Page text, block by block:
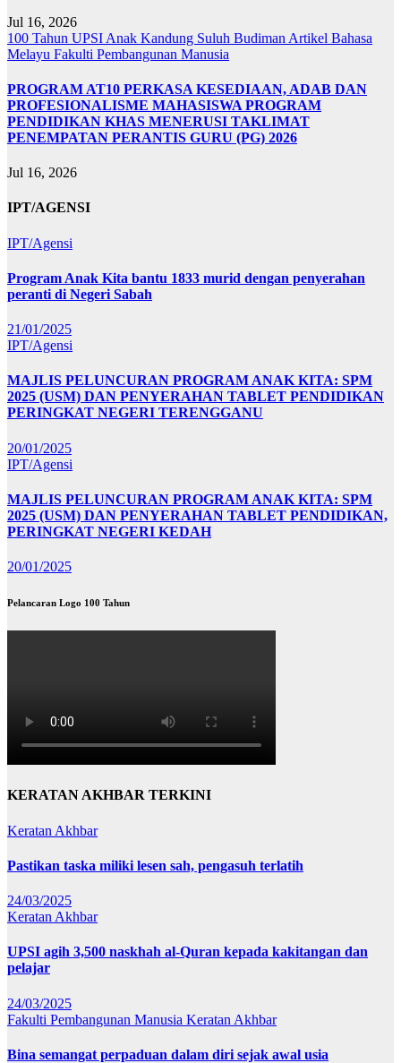
Jul 16, 2026
100 Tahun UPSI Anak Kandung Suluh Budiman Artikel Bahasa
Melayu Fakulti Pembangunan Manusia
PROGRAM AT10 PERKASA KESEDIAAN, ADAB DAN
PROFESIONALISME MAHASISWA PROGRAM
PENDIDIKAN KHAS MENERUSI TAKLIMAT
PENEMPATAN PERANTIS GURU (PG) 2026
Jul 16, 2026
IPT/AGENSI
IPT/Agensi
Program Anak Kita bantu 1833 murid dengan penyerahan
peranti di Negeri Sabah
21/01/2025
IPT/Agensi
MAJLIS PELUNCURAN PROGRAM ANAK KITA: SPM
2025 (USM) DAN PENYERAHAN TABLET PENDIDIKAN
PERINGKAT NEGERI TERENGGANU
20/01/2025
IPT/Agensi
MAJLIS PELUNCURAN PROGRAM ANAK KITA: SPM
2025 (USM) DAN PENYERAHAN TABLET PENDIDIKAN,
PERINGKAT NEGERI KEDAH
20/01/2025
Pelancaran Logo 100 Tahun
KERATAN AKHBAR TERKINI
Keratan Akhbar
Pastikan taska miliki lesen sah, pengasuh terlatih
24/03/2025
Keratan Akhbar
UPSI agih 3,500 naskhah al-Quran kepada kakitangan dan
pelajar
24/03/2025
Fakulti Pembangunan Manusia Keratan Akhbar
Bina semangat perpaduan dalam diri sejak awal usia